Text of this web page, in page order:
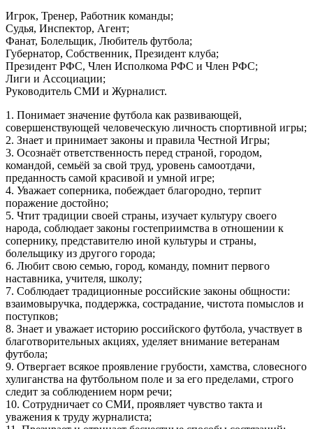
Игрок, Тренер, Работник команды;
Судья, Инспектор, Агент;
Фанат, Болельщик, Любитель футбола;
Губернатор, Собственник, Президент клуба;
Президент РФС, Член Исполкома РФС и Член РФС;
Лиги и Ассоциации;
Руководитель СМИ и Журналист.
1. Понимает значение футбола как развивающей,
совершенствующей человеческую личность спортивной игры;
2. Знает и принимает законы и правила Честной Игры;
3. Осознаёт ответственность перед страной, городом,
командой, семьёй за свой труд, уровень самоотдачи,
преданность самой красивой и умной игре;
4. Уважает соперника, побеждает благородно, терпит
поражение достойно;
5. Чтит традиции своей страны, изучает культуру своего
народа, соблюдает законы гостеприимства в отношении к
сопернику, представителю иной культуры и страны,
болельщику из другого города;
6. Любит свою семью, город, команду, помнит первого
наставника, учителя, школу;
7. Соблюдает традиционные российские законы общности:
взаимовыручка, поддержка, сострадание, чистота помыслов и
поступков;
8. Знает и уважает историю российского футбола, участвует в
благотворительных акциях, уделяет внимание ветеранам
футбола;
9. Отвергает всякое проявление грубости, хамства, словесного
хулиганства на футбольном поле и за его пределами, строго
следит за соблюдением норм речи;
10. Сотрудничает со СМИ, проявляет чувство такта и
уважения к труду журналиста;